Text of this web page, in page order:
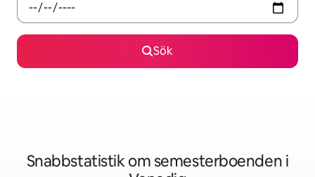
Sök
Snabbstatistik om semesterboenden i